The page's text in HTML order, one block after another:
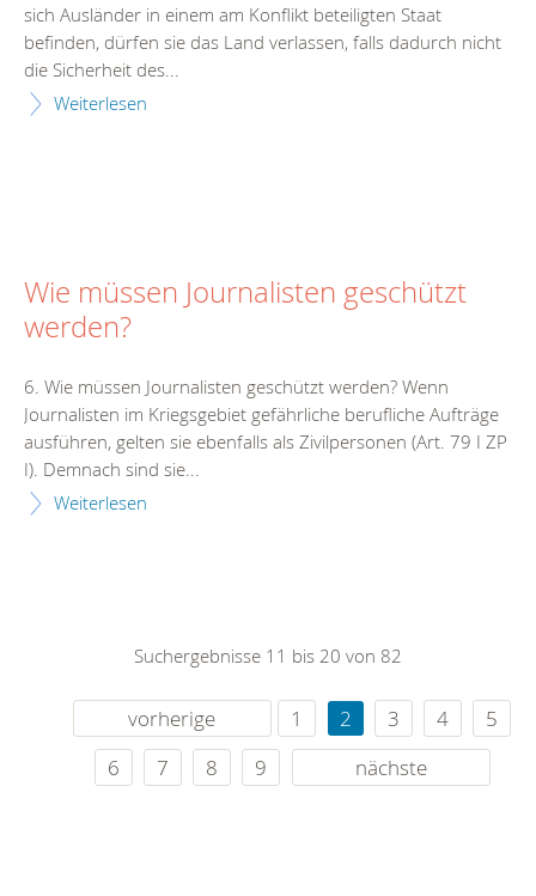
sich Ausländer in einem am Konflikt beteiligten Staat
befinden, dürfen sie das Land verlassen, falls dadurch nicht
die Sicherheit des...
Weiterlesen
Wie müssen Journalisten geschützt
werden?
6. Wie müssen Journalisten geschützt werden? Wenn
Journalisten im Kriegsgebiet gefährliche berufliche Aufträge
ausführen, gelten sie ebenfalls als Zivilpersonen (Art. 79 I ZP
I). Demnach sind sie...
Weiterlesen
Suchergebnisse 11 bis 20 von 82
vorherige 1 2 3 4
5
6
7 8 9 nächste